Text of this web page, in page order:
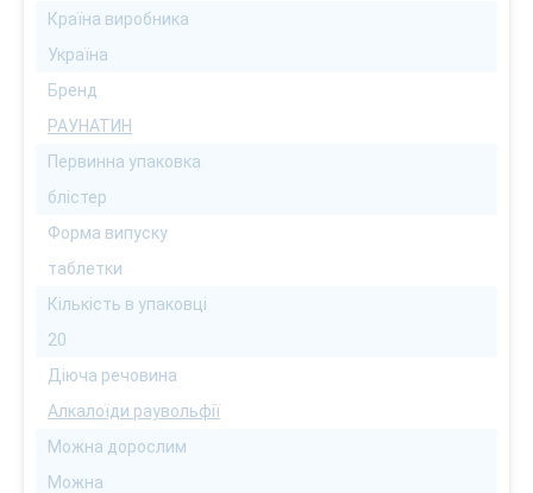
Країна виробника
Україна
Бренд
РАУНАТИН
Первинна упаковка
блістер
Форма випуску
таблетки
Кількість в упаковці
20
Діюча речовина
Алкалоїди раувольфії
Можна дорослим
Можна